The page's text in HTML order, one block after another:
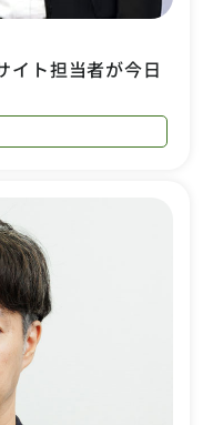
イト担当者が今日